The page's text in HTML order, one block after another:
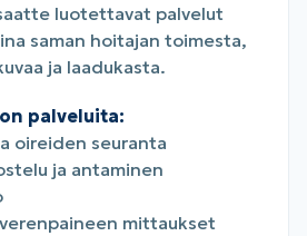
luotettavat palvelut
saman hoitajan toimesta,
ja laadukasta.
palveluita:
oireiden seuranta
ja antaminen
mittaukset